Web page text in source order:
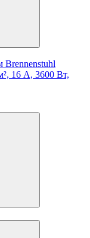
Brennenstuhl
16 А, 3600 Вт,